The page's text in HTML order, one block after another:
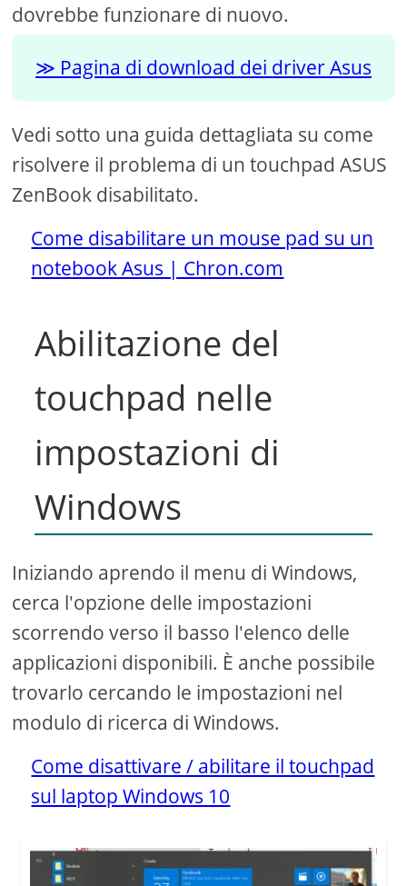
dovrebbe funzionare di nuovo.
Pagina di download dei driver Asus
Vedi sotto una guida dettagliata su come
risolvere il problema di un touchpad ASUS
ZenBook disabilitato.
Come disabilitare un mouse pad su un
notebook Asus | Chron.com
Abilitazione del
touchpad nelle
impostazioni di
Windows
Iniziando aprendo il menu di Windows,
cerca l'opzione delle impostazioni
scorrendo verso il basso l'elenco delle
applicazioni disponibili. È anche possibile
trovarlo cercando le impostazioni nel
modulo di ricerca di Windows.
Come disattivare / abilitare il touchpad
sul laptop Windows 10